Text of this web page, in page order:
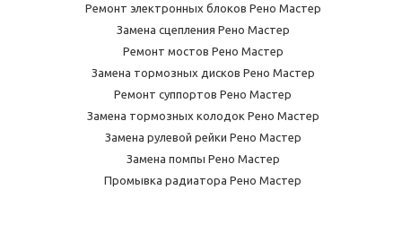
Ремонт электронных блоков Рено Мастер
Замена сцепления Рено Мастер
Ремонт мостов Рено Мастер
Замена тормозных дисков Рено Мастер
Ремонт суппортов Рено Мастер
Замена тормозных колодок Рено Мастер
Замена рулевой рейки Рено Мастер
Замена помпы Рено Мастер
Промывка радиатора Рено Мастер